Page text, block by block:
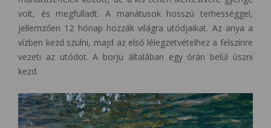
volt, és megfulladt. A manátusok hosszú terhességgel,
jellemzően 12 hónap hozzák világra utódjaikat. Az anya a
vízben kezd szülni, majd az első lélegzetvételhez a felszínre
vezeti az utódot. A borjú általában egy órán belül úszni
kezd.